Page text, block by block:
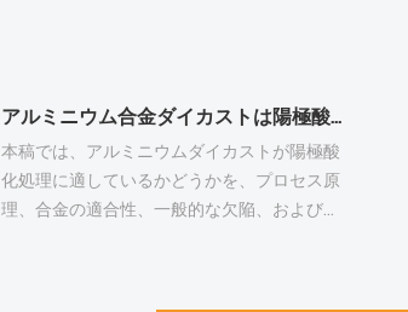
する必要があります。購買担当者は、B2Bプ
ラットフォームや業界展示会を通じてサプラ
イヤーをスクリーニングし、その技術力を厳
密に検証し、試用注文を通じて信頼性を確認
アルミニウム合金ダイカストは陽極酸化処理が可能ですか？
本稿では、アルミニウムダイカストが陽極酸
化処理に適しているかどうかを、プロセス原
理、合金の適合性、一般的な欠陥、および最